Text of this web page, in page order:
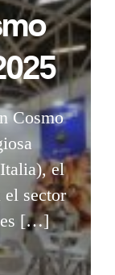
Cosmo
el
el sector
[…]